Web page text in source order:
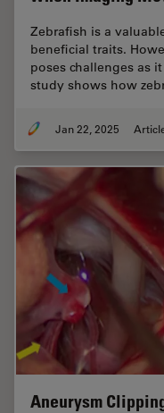
Zebrafish is a
beneficial traits.
poses challenges as
study shows how
Jan 22, 2025
Aneurysm